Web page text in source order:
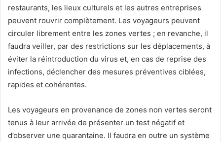
restaurants, les lieux culturels et les autres entreprises
peuvent rouvrir complètement. Les voyageurs peuvent
circuler librement entre les zones vertes ; en revanche, il
faudra veiller, par des restrictions sur les déplacements, à
éviter la réintroduction du virus et, en cas de reprise des
infections, déclencher des mesures préventives ciblées,
rapides et cohérentes.
Les voyageurs en provenance de zones non vertes seront
tenus à leur arrivée de présenter un test négatif et
d’observer une quarantaine. Il faudra en outre un système